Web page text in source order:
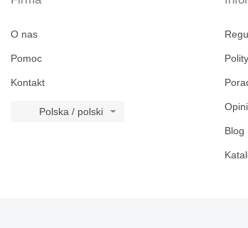
O nas
Pomoc
Kontakt
Polska / polski
Blog